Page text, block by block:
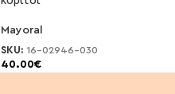
Mayoral
SKU: 16-02946-030
40.00€